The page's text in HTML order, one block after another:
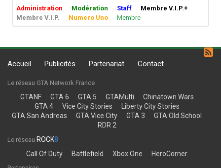
Administration Modération Staff
Membre V.I.P.+
Membre V.I.P.
Numero Uno Membre
Accueil Publicités Partenariat Contact
Le réseau GTA Network France
GTANF GTA 6 GTA 5 GTAMulti
Chinatown Wars
GTA 4
Vice City Stories
Liberty City Stories
GTA San Andreas
GTA Vice City GTA 3
GTA Old School
RDR 2
Le réseau ROCK8
Call Of Duty
Battlefield Xbox One HeroCorner